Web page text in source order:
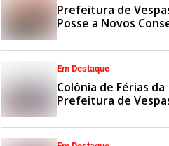
Prefeitura de
Posse a Novos
Em Destaque
Colônia de Férias da
Prefeitura de
Esporte e Lazer